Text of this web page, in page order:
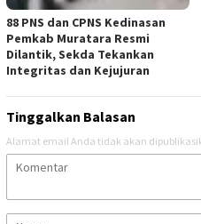
88 PNS dan CPNS Kedinasan
Pemkab Muratara Resmi
Dilantik, Sekda Tekankan
Integritas dan Kejujuran
Tinggalkan Balasan
Alamat email Anda tidak akan